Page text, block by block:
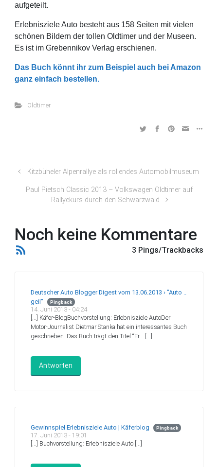
aufgeteilt.
Erlebnisziele Auto besteht aus 158 Seiten mit vielen
schönen Bildern der tollen Oldtimer und der Museen.
Es ist im Grebennikov Verlag erschienen.
Das Buch könnt ihr zum Beispiel auch bei Amazon
ganz einfach bestellen.
Oldtimer
Kitzbüheler Alpenrallye als rollendes Automobilmuseum
Paul Pietsch Classic 2013 – Volkswagen Oldtimer auf
Rallyekurs durch den Schwarzwald
Noch keine Kommentare
3 Pings/Trackbacks
Deutscher Auto Blogger Digest vom 13.06.2013 › "Auto ..
geil"
Pingback
14. Juni 2013 - 04:24
[…] Käfer-BlogBuchvorstellung: Erlebnisziele AutoDer
Motor-Journalist Dietmar Stanka hat ein interessantes Buch
geschrieben. Das Buch trägt den Titel “Er… […]
Antworten
Gewinnspiel Erlebnisziele Auto | Käferblog Pingback
17. Juni 2013 - 19:01
[…] Buchvorstellung: Erlebnisziele Auto […]